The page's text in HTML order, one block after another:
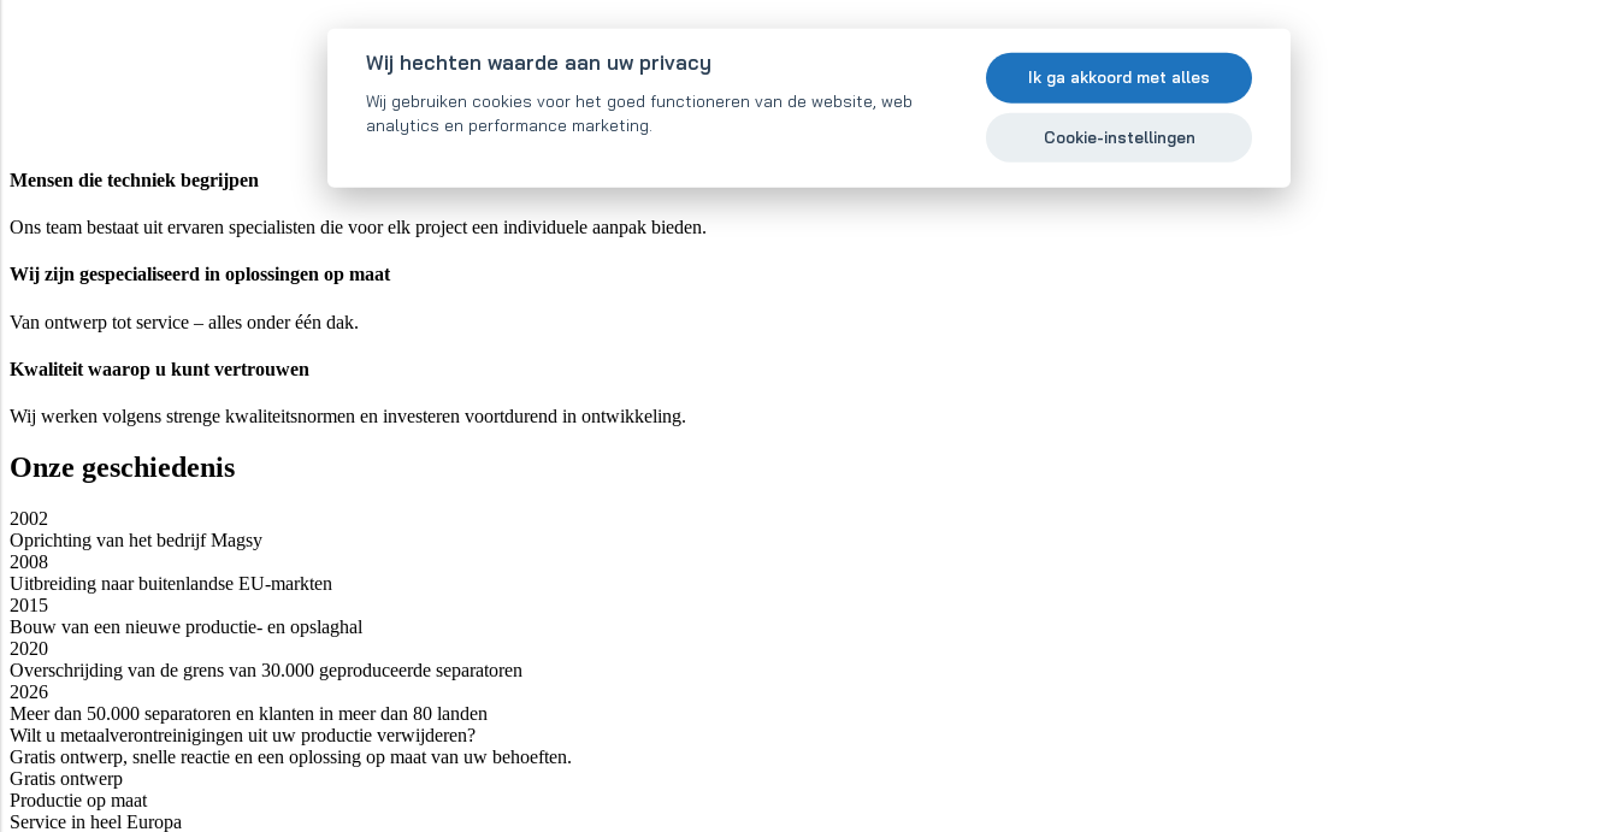
Mensen die techniek begrijpen
Ons team bestaat uit ervaren specialisten die voor elk project een individuele aanpak bieden.
Wij zijn gespecialiseerd in oplossingen op maat
Van ontwerp tot service – alles onder één dak.
Kwaliteit waarop u kunt vertrouwen
Wij werken volgens strenge kwaliteitsnormen en investeren voortdurend in ontwikkeling.
Onze geschiedenis
2002
Oprichting van het bedrijf Magsy
2008
Uitbreiding naar buitenlandse EU-markten
2015
Bouw van een nieuwe productie- en opslaghal
2020
Overschrijding van de grens van 30.000 geproduceerde separatoren
2026
Meer dan 50.000 separatoren en klanten in meer dan 80 landen
Wilt u metaalverontreinigingen uit uw productie verwijderen?
Gratis ontwerp, snelle reactie en een oplossing op maat van uw behoeften.
Gratis ontwerp
Productie op maat
Service in heel Europa
Wij hechten waarde aan uw privacy
Wij gebruiken cookies voor het goed functioneren van de website, web
analytics en performance marketing.
Ik ga akkoord met alles
Cookie-instellingen